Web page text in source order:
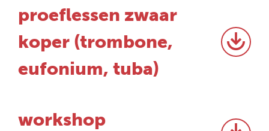
proeflessen zwaar
koper (trombone,
eufonium, tuba)
workshop